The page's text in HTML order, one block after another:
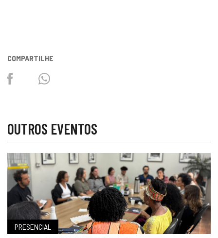
COMPARTILHE
FacebookTwitterWhatsapp
OUTROS EVENTOS
PRESENCIAL